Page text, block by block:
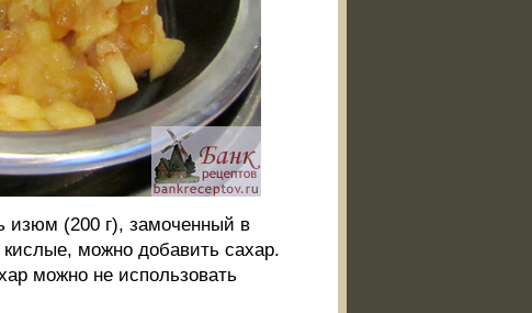
изюм (200 г), замоченный в
можно добавить сахар.
можно не использовать